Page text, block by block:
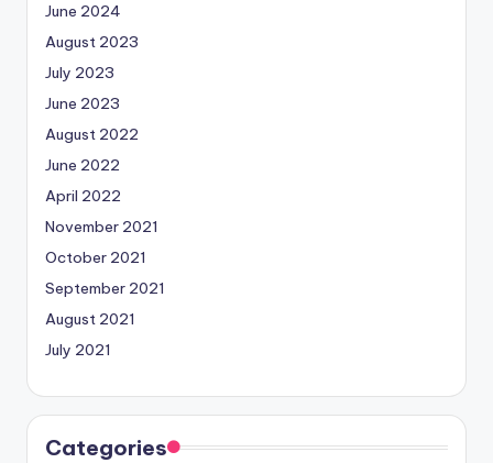
June 2024
August 2023
July 2023
June 2023
August 2022
June 2022
April 2022
November 2021
October 2021
September 2021
August 2021
July 2021
Categories